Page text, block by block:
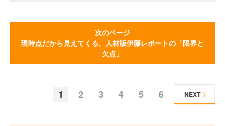
次のページ
現時点だから見えてくる、人材版伊藤レポートの「限界と
欠点」
1 2 3 4 5 6 NEXT